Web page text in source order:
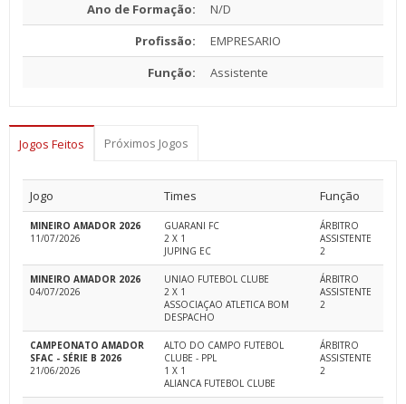
Ano de Formação:
N/D
Profissão:
EMPRESARIO
Função:
Assistente
Jogos Feitos Próximos Jogos
Jogo Times Função
MINEIRO AMADOR 2026
11/07/2026
GUARANI FC
2 X 1
JUPING EC
ÁRBITRO
ASSISTENTE
2
MINEIRO AMADOR 2026
04/07/2026
UNIAO FUTEBOL CLUBE
2 X 1
ASSOCIAÇAO ATLETICA BOM
DESPACHO
ÁRBITRO
ASSISTENTE
2
CAMPEONATO AMADOR
SFAC - SÉRIE B 2026
21/06/2026
ALTO DO CAMPO FUTEBOL
CLUBE - PPL
1 X 1
ALIANCA FUTEBOL CLUBE
ÁRBITRO
ASSISTENTE
2